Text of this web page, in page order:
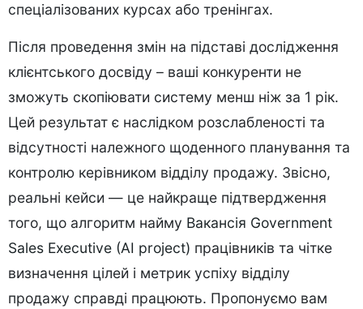
спеціалізованих курсах або тренінгах.
Після проведення змін на підставі дослідження
клієнтського досвіду – ваші конкуренти не
зможуть скопіювати систему менш ніж за 1 рік.
Цей результат є наслідком розслабленості та
відсутності належного щоденного планування та
контролю керівником відділу продажу. Звісно,
реальні кейси — це найкраще підтвердження
того, що алгоритм найму Вакансія Government
Sales Executive (AI project) працівників та чітке
визначення цілей і метрик успіху відділу
продажу справді працюють. Пропонуємо вам